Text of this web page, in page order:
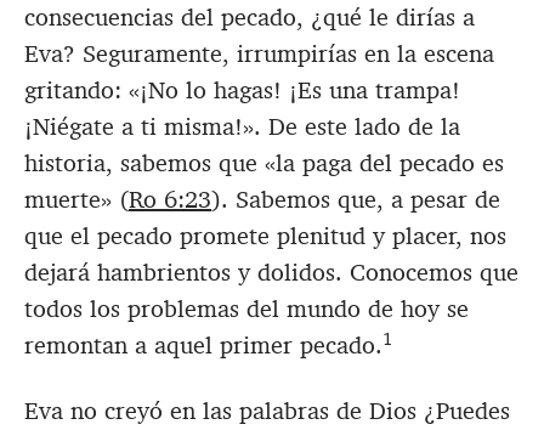
consecuencias del pecado, ¿qué le dirías a
Eva? Seguramente, irrumpirías en la escena
gritando: «¡No lo hagas! ¡Es una trampa!
¡Niégate a ti misma!». De este lado de la
historia, sabemos que «la paga del pecado es
muerte» (Ro 6:23). Sabemos que, a pesar de
que el pecado promete plenitud y placer, nos
dejará hambrientos y dolidos. Conocemos que
todos los problemas del mundo de hoy se
remontan a aquel primer pecado.1
Eva no creyó en las palabras de Dios ¿Puedes